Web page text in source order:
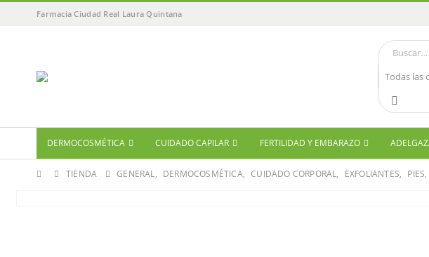
Farmacia Ciudad Real Laura Quintana
DERMOCOSMÉTICA CUIDADO CAPILAR FERTILIDAD Y EMBARAZO
TIENDA GENERAL, DERMOCOSMÉTICA, CUIDADO CORPORAL, EXFOLIANTES, PIES,